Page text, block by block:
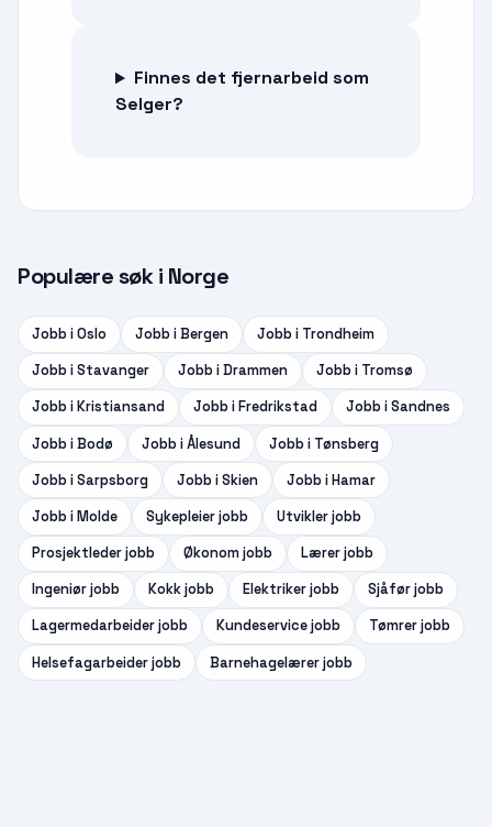
Finnes det fjernarbeid som
Selger?
Populære søk i Norge
Jobb iOslo Jobb iBergen Jobb i Trondheim
Jobb iStavanger Jobb iDrammen Jobb i Tromsø
Jobb iKristiansand Jobb iFredrikstad Jobb iSandnes
Jobb iBodø Jobb iÅlesund Jobb i Tønsberg
Jobb iSarpsborg Jobb iSkien Jobb iHamar
Jobb iMolde Sykepleierjobb Utviklerjobb
Prosjektlederjobb Økonomjobb Lærerjobb
Ingeniørjobb Kokkjobb Elektrikerjobb Sjåførjobb
Lagermedarbeiderjobb Kundeservicejobb Tømrerjobb
Helsefagarbeiderjobb Barnehagelærerjobb